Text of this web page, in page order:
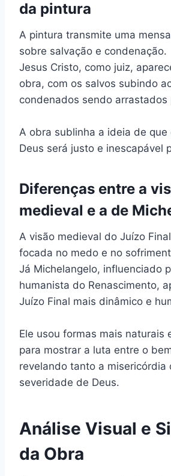
da pintura
A pintura transmite uma
sobre salvação e condenação.
Jesus Cristo, como juiz,
obra, com os salvos subindo
condenados sendo arrastados
A obra sublinha a ideia de que
Deus será justo e inescapável
Diferenças entre a
medieval e a de
A visão medieval do Juízo
focada no medo e no
Já Michelangelo, influenciado
humanista do Renascimento,
Juízo Final mais dinâmico e
Ele usou formas mais naturais
para mostrar a luta entre o
revelando tanto a misericórdia
severidade de Deus.
Análise Visual e
da Obra